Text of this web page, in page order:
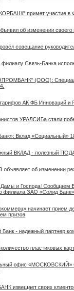
примет участие в
об изменении своего
совещание
филиалу Связь-Банка
(ООО):
АК ФБ Инноваций и
УРАЛСИБа стали
Вклад «Социальный»
ВКЛАД - полезный
об изменении
и Господа! Сообщаем
филиала ЗАО «Солид
начинает прием
призов
Банк - надежный партнер
пластиковых
офис «МОСКОВСКИЙ»
извещает своих